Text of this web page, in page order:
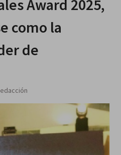
Award 2025,
como la
de